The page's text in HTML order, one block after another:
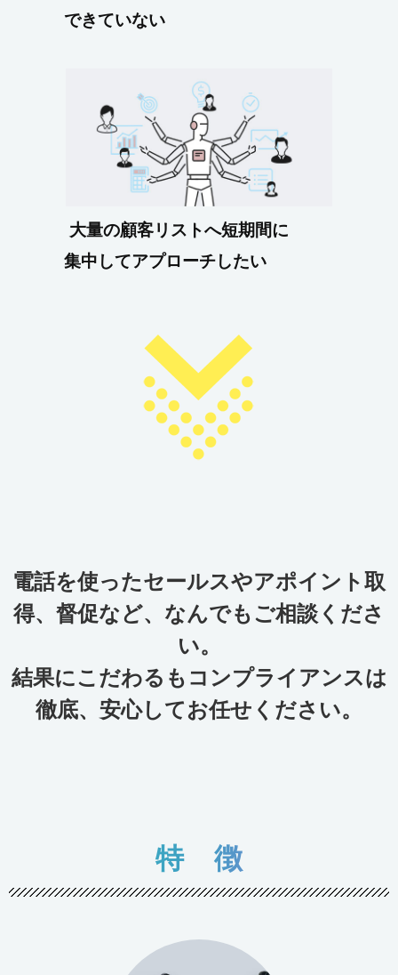
できていない
大量の顧客リストへ短期間に
集中してアプローチしたい
電話を使ったセールスやアポイント取
得、督促など、なんでもご相談くださ
い。
結果にこだわるもコンプライアンスは
徹底、安心してお任せください。
特 徴